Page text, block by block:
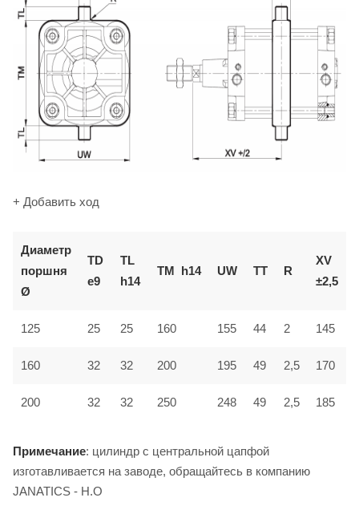
+ Добавить ход
Диаметр
поршня
Ø
TD
e9
TL
h14
TM h14 UW TT R
XV
±2,5
125 25 25 160 155 44 2 145
160 32 32 200 195 49 2,5 170
200 32 32 250 248 49 2,5 185
Примечание: цилиндр с центральной цапфой
изготавливается на заводе, обращайтесь в компанию
JANATICS - H.O